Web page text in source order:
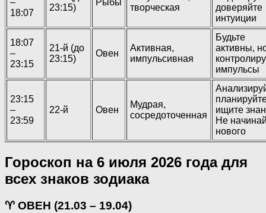
–
18:07
23:15)
Рыбы
творческая
доверяйте
интуиции
18:07
–
23:15
21-й (до
23:15)
Овен
Активная,
импульсивная
Будьте
активны,
импульсы
23:15
–
23:59
22-й Овен
Мудрая,
сосредоточенная
ищите
Не
нового
Гороскоп на 6 июля 2026 года для
всех знаков зодиака
♈ ОВЕН (21.03 – 19.04)